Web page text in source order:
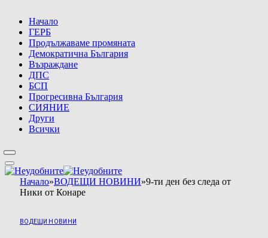
Начало
ГЕРБ
Продължаваме промяната
Демократична България
Възраждане
ДПС
БСП
Прогресивна България
СИЯНИЕ
Други
Всички
Начало»ВОДЕЩИ НОВИНИ»9-ти ден без следа от
Ники от Конаре
ВОДЕЩИ НОВИНИ